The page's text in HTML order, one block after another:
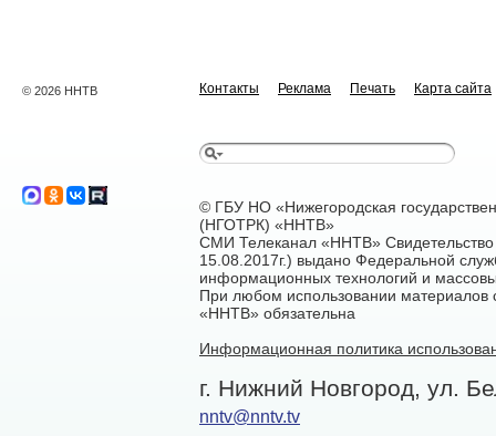
© 2026 ННТВ Контакты Реклама Печать Карта сайта
© ГБУ НО «Нижегородская
(НГОТРК) «ННТВ»
СМИ Телеканал «ННТВ»
15.08.2017г.) выдано Федеральной
информационных технологий и
При любом использовании материалов
«ННТВ» обязательна
Информационная политика
г. Нижний Новгород, ул.
nntv@nntv.tv